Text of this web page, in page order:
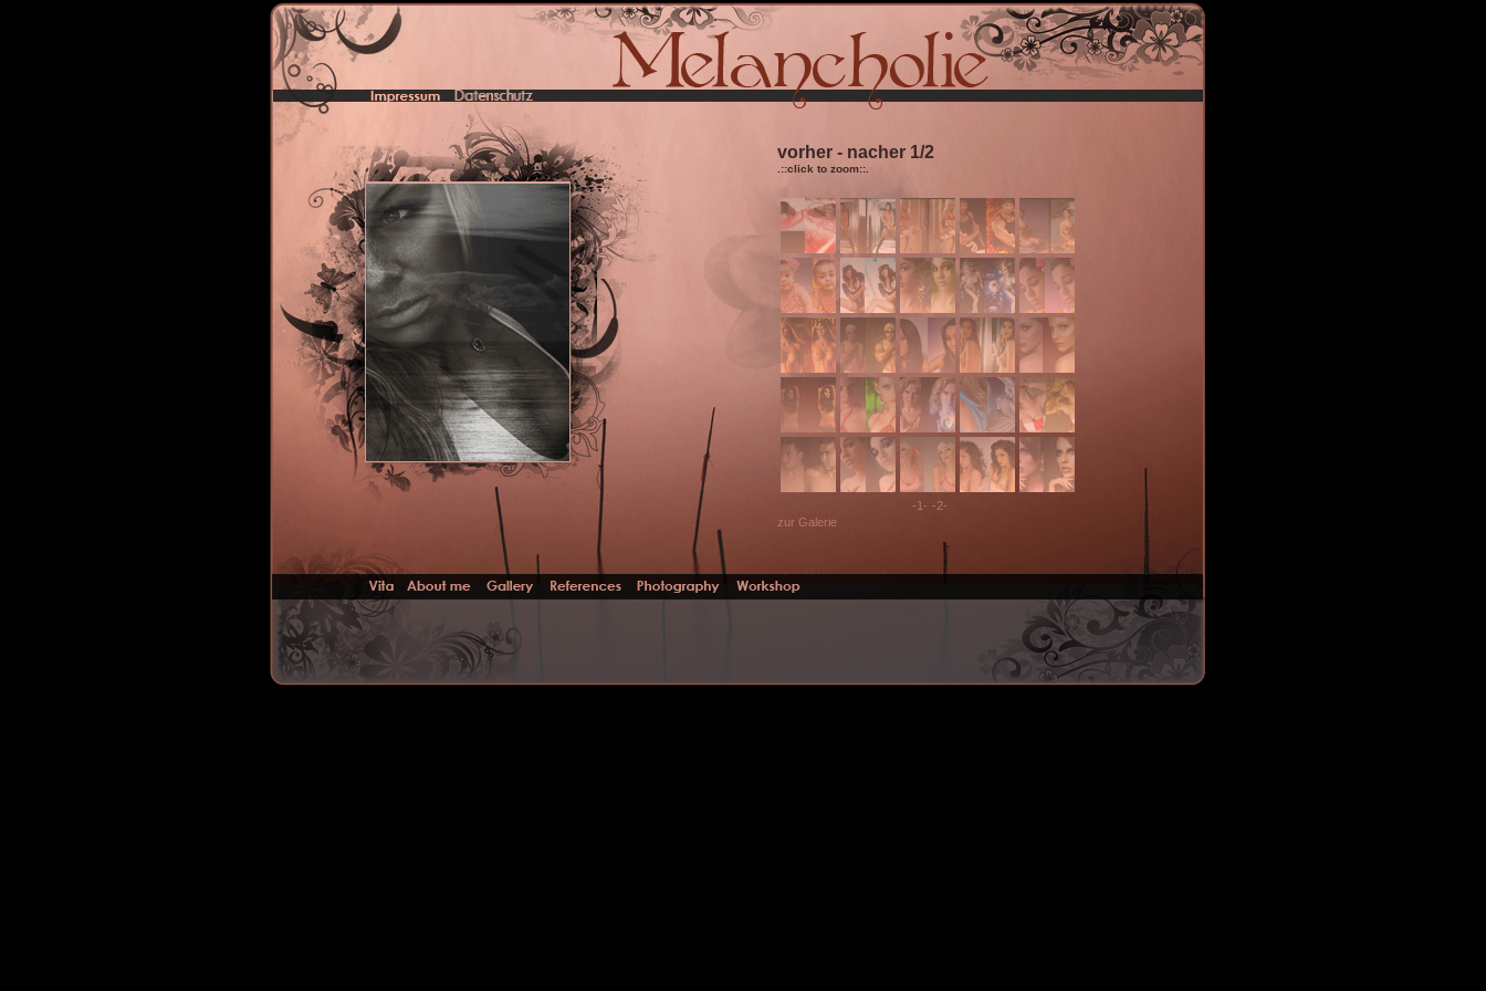
vorher - nacher 1/2
.::click to zoom::.
-1- -2-
zur Galerie